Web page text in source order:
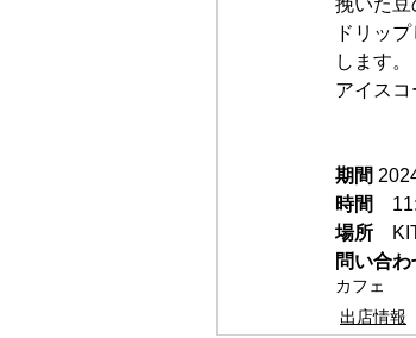
挽いた豆
ドリッ
します。
アイスコ
期間
時間
場所
問い合
カフェ
出店情報